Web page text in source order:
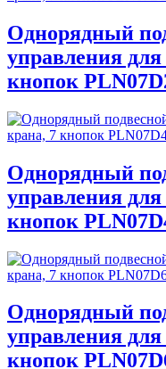
Однорядный
управления
кнопок
Однорядный
управления
кнопок
Однорядный
управления
кнопок